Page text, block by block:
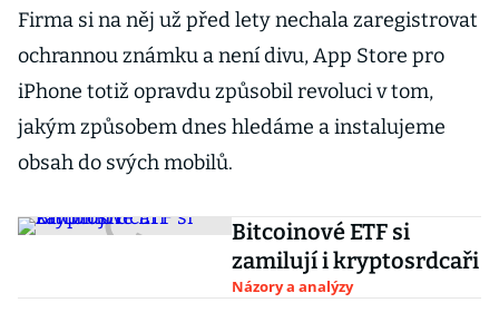
Firma si na něj už před lety nechala zaregistrovat
ochrannou známku a není divu, App Store pro
iPhone totiž opravdu způsobil revoluci v tom,
jakým způsobem dnes hledáme a instalujeme
obsah do svých mobilů.
Bitcoinové ETF si
zamilují i kryptosrdcaři
Názory a analýzy